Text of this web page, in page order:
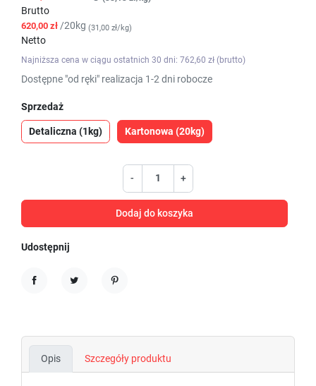
Brutto
620,00 zł /20kg (31,00 zł/kg)
Netto
Najniższa cena w ciągu ostatnich 30 dni: 762,60 zł (brutto)
Dostępne "od ręki" realizacja 1-2 dni robocze
Sprzedaż
Detaliczna (1kg) Kartonowa (20kg)
- +
Dodaj do koszyka
Udostępnij
Opis Szczegóły produktu